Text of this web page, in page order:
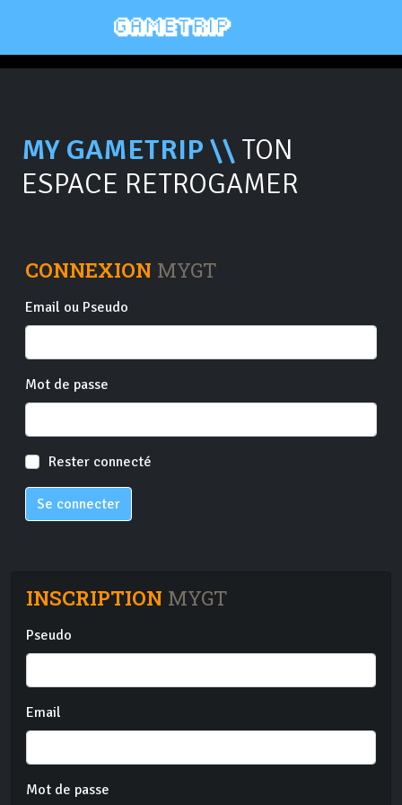
MY GAMETRIP \\ TON
ESPACE RETROGAMER
CONNEXION MYGT
Email ou Pseudo
Mot de passe
Rester connecté
Se connecter
INSCRIPTION MYGT
Pseudo
Email
Mot de passe